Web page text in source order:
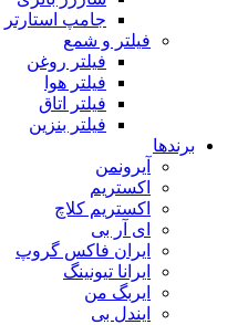
جامپ استارتر
فیلتر و شمع
فیلتر روغن
فیلتر هوا
فیلتر اتاق
فیلتر بنزین
برندها
آیرونمن
اکستریم
اکستریم کلاچ
ای آر بی
ایران فاکس گروپ
ایرانا تیونینگ
ایربگ من
ایندل بی